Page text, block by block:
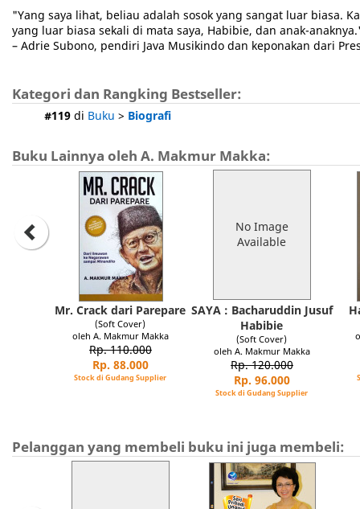
"Yang saya lihat, beliau adalah sosok yang sangat luar biasa.
yang luar biasa sekali di mata saya, Habibie, dan anak-
– Adrie Subono, pendiri Java Musikindo dan keponakan dari
Kategori dan Rangking Bestseller:
#119 di Buku > Biografi
Buku Lainnya oleh A. Makmur Makka:
Mr. Crack dari Parepare
(Soft Cover)
oleh A. Makmur Makka
Rp. 110.000
Rp. 88.000
Stock di Gudang Supplier
No Image
Available
SAYA : Bacharuddin Jusuf
Habibie
(Soft Cover)
oleh A. Makmur Makka
Rp. 120.000
Rp. 96.000
Stock di Gudang Supplier
Pelanggan yang membeli buku ini juga membeli: